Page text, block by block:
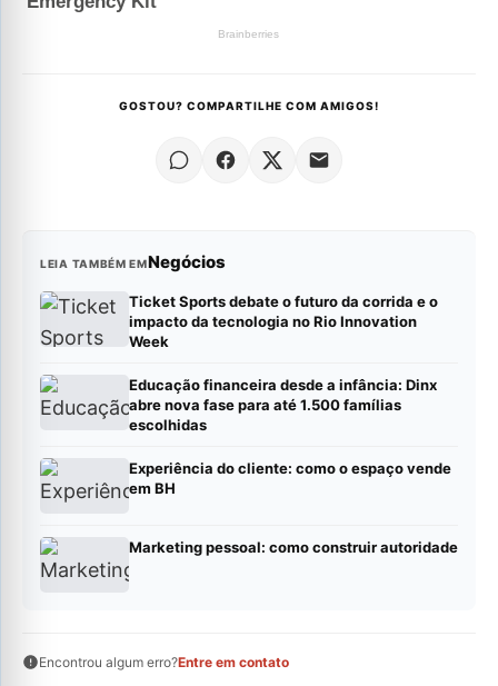
GOSTOU? COMPARTILHE COM AMIGOS!
LEIA TAMBÉM EMNegócios
Ticket Sports debate o futuro da corrida e o
impacto da tecnologia no Rio Innovation
Week
Educação financeira desde a infância: Dinx
abre nova fase para até 1.500 famílias
escolhidas
Experiência do cliente: como o espaço vende
em BH
Marketing pessoal: como construir autoridade
Encontrou algum erro?Entre em contato